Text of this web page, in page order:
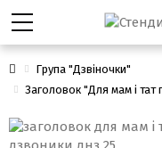
Група "Дзвіночки"
Заголовок "Для мам і